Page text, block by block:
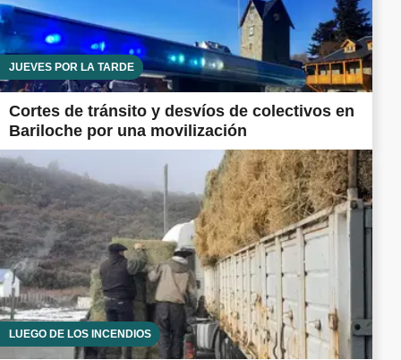
JUEVES POR LA TARDE
Cortes de tránsito y desvíos de colectivos en
Bariloche por una movilización
LUEGO DE LOS INCENDIOS